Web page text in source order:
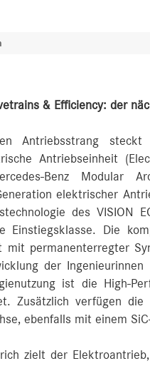
& Efficiency: der
Antriebsstrang steckt
Antriebseinheit
elektrischer
des VISION
Einstiegsklasse. Die
mit permanenterregter
der
ist die High-
Zusätzlich verfügen
ebenfalls mit einem
zielt der